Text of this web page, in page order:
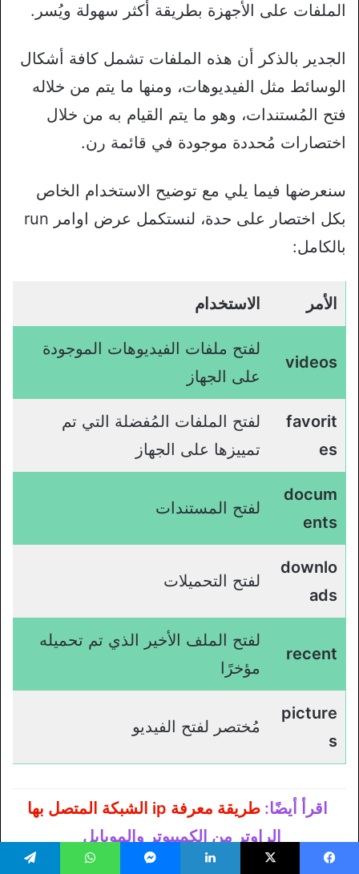
الملفات على الأجهزة بطريقة أكثر سهولة ويُسر.
الجدير بالذكر أن هذه الملفات تشمل كافة أشكال
الوسائط مثل الفيديوهات، ومنها ما يتم من خلاله
فتح المُستندات، وهو ما يتم القيام به من خلال
اختصارات مُحددة موجودة في قائمة رن.
سنعرضها فيما يلي مع توضيح الاستخدام الخاص
بكل اختصار على حدة، لنستكمل عرض اوامر run
بالكامل:
الأمر الاستخدام
videos
لفتح ملفات الفيديوهات الموجودة
على الجهاز
favorit
es
لفتح الملفات المُفضلة التي تم
تمييزها على الجهاز
docum
ents
لفتح المستندات
downlo
ads
لفتح التحميلات
recent
لفتح الملف الأخير الذي تم تحميله
مؤخرًا
picture
s
مُختصر لفتح الفيديو
اقرأ أيضًا: طريقة معرفة ip الشبكة المتصل بها
الراوتر من الكمبيوتر والموبايل